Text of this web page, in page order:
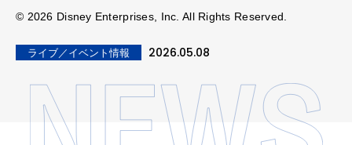
© 2026 Disney Enterprises, Inc. All Rights Reserved.
ライブ／イベント情報 2026.05.08